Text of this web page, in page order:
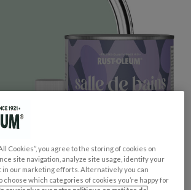
Cookies”, you agree to the storing of cookies on
site navigation, analyze site usage, identify your
in our marketing efforts. Alternatively you can
choose which categories of cookies you’re happy for